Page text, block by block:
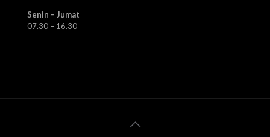
Senin – Jumat
07.30 – 16.30